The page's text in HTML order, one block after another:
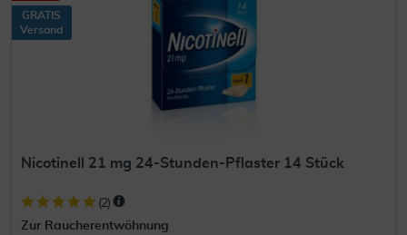
GRATIS
Versand
Nicotinell 21 mg 24-Stunden-Pflaster 14 Stück
(2)
Zur Raucherentwöhnung